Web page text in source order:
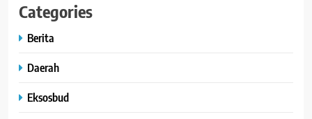
Categories
Berita
Daerah
Eksosbud